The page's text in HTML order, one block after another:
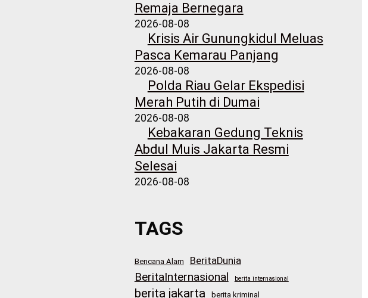
Remaja Bernegara
2026-08-08
Krisis Air Gunungkidul Meluas
Pasca Kemarau Panjang
2026-08-08
Polda Riau Gelar Ekspedisi
Merah Putih di Dumai
2026-08-08
Kebakaran Gedung Teknis
Abdul Muis Jakarta Resmi
Selesai
2026-08-08
TAGS
Bencana Alam BeritaDunia
BeritaInternasional berita internasional
berita jakarta berita kriminal